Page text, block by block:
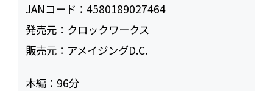
JANコード：4580189027464
発売元： クロックワークス
販売元： アメイジングD.C.
本編： 96